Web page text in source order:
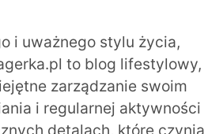
i uważnego stylu życia,
to blog lifestylowy,
zarządzanie swoim
i regularnej aktywności
detalach, które czynią